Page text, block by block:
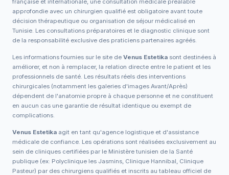
française et internationale, une consultation médicale préalable
approfondie avec un chirurgien qualifié est obligatoire avant toute
décision thérapeutique ou organisation de séjour médicalisé en
Tunisie. Les consultations préparatoires et le diagnostic clinique sont
de la responsabilité exclusive des praticiens partenaires agréés.
Les informations fournies sur le site de Venus Estetika sont destinées à
améliorer, et non à remplacer, la relation directe entre le patient et les
professionnels de santé. Les résultats réels des interventions
chirurgicales (notamment les galeries d'images Avant/Après)
dépendent de l'anatomie propre à chaque personne et ne constituent
en aucun cas une garantie de résultat identique ou exempt de
complications.
Venus Estetika agit en tant qu'agence logistique et d'assistance
médicale de confiance. Les opérations sont réalisées exclusivement au
sein de cliniques certifiées par le Ministère tunisien de la Santé
publique (ex: Polyclinique les Jasmins, Clinique Hannibal, Clinique
Pasteur) par des chirurgiens qualifiés et inscrits au tableau officiel de